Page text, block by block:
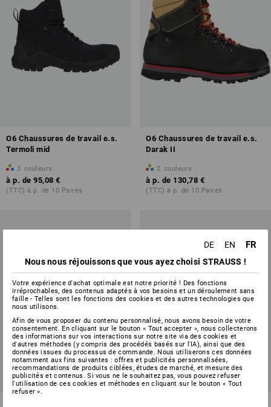
O6 Chaussures de travail e.s.
Termoli mid
3 couleurs
à p. de 95,08 €
(TTC) à p. de 10 Paires
O6 Chaussures de travail e.s.
Darak II
2 couleurs
à p. de 130,78 €
(TTC) à p. de 10 Paires
DE EN FR
Nous nous réjouissons que vous ayez choisi STRAUSS !
Votre expérience d'achat optimale est notre priorité ! Des fonctions
irréprochables, des contenus adaptés à vos besoins et un déroulement sans
faille - Telles sont les fonctions des cookies et des autres technologies que
nous utilisons.
Afin de vous proposer du contenu personnalisé, nous avons besoin de votre
consentement. En cliquant sur le bouton « Tout accepter », nous collecterons
des informations sur vos interactions sur notre site via des cookies et
d'autres méthodes (y compris des procédés basés sur l'IA), ainsi que des
données issues du processus de commande. Nous utiliserons ces données
notamment aux fins suivantes : offres et publicités personnalisées,
recommandations de produits ciblées, études de marché, et mesure des
publicités et contenus. Si vous ne le souhaitez pas, vous pouvez refuser
l'utilisation de ces cookies et méthodes en cliquant sur le bouton « Tout
refuser ».